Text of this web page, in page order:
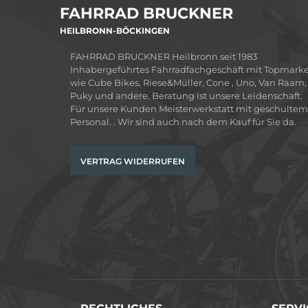
FAHRRAD BRUCKNER
HEILBRONN-BÖCKINGEN
FAHRRAD BRUCKNER Heilbronn seit 1983
Inhabergeführtes Fahrradfachgeschäft mit
wie Cube Bikes, Riese&Müller, Cone , Uno, Van Raam,
Puky und andere. Beratung ist unsere Leidenschaft.
Für unsere Kunden Meisterwerkstatt mit geschultem
Personal. . Wir sind auch nach dem Kauf für Sie da.
VERTRAG WIDERRUFEN